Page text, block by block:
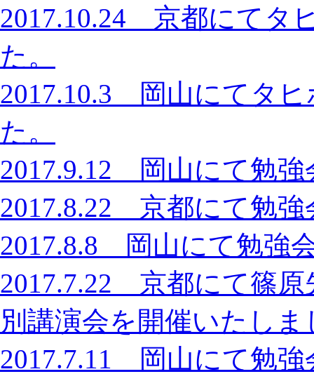
2017.10.24 京都にてタ
た。
2017.10.3 岡山にてタ
た。
2017.9.12 岡山にて勉
2017.8.22 京都にて勉
2017.8.8 岡山にて勉強
2017.7.22 京都にて篠原
別講演会を開催いたしま
2017.7.11 岡山にて勉